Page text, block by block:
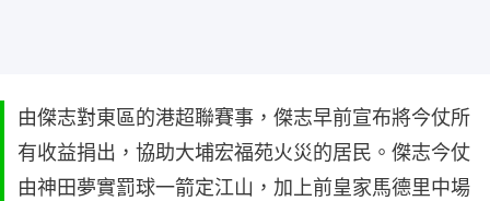
由傑志對東區的港超聯賽事，傑志早前宣布將今仗所
有收益捐出，協助大埔宏福苑火災的居民。傑志今仗
由神田夢實罰球一箭定江山，加上前皇家馬德里中場